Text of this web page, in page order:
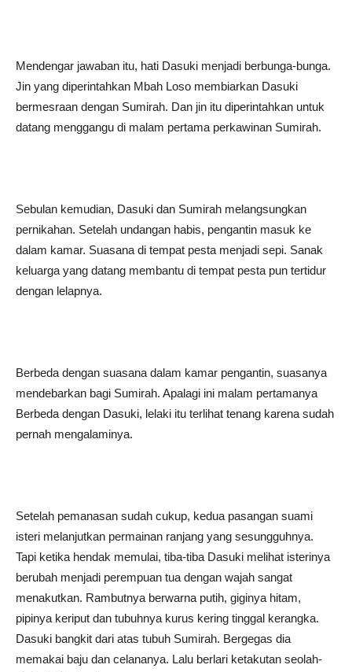
Mendengar jawaban itu, hati Dasuki menjadi berbunga-bunga.
Jin yang diperintahkan Mbah Loso membiarkan Dasuki
bermesraan dengan Sumirah. Dan jin itu diperintahkan untuk
datang menggangu di malam pertama perkawinan Sumirah.
Sebulan kemudian, Dasuki dan Sumirah melangsungkan
pernikahan. Setelah undangan habis, pengantin masuk ke
dalam kamar. Suasana di tempat pesta menjadi sepi. Sanak
keluarga yang datang membantu di tempat pesta pun tertidur
dengan lelapnya.
Berbeda dengan suasana dalam kamar pengantin, suasanya
mendebarkan bagi Sumirah. Apalagi ini malam pertamanya
Berbeda dengan Dasuki, lelaki itu terlihat tenang karena sudah
pernah mengalaminya.
Setelah pemanasan sudah cukup, kedua pasangan suami
isteri melanjutkan permainan ranjang yang sesungguhnya.
Tapi ketika hendak memulai, tiba-tiba Dasuki melihat isterinya
berubah menjadi perempuan tua dengan wajah sangat
menakutkan. Rambutnya berwarna putih, giginya hitam,
pipinya keriput dan tubuhnya kurus kering tinggal kerangka.
Dasuki bangkit dari atas tubuh Sumirah. Bergegas dia
memakai baju dan celananya. Lalu berlari ketakutan seolah-